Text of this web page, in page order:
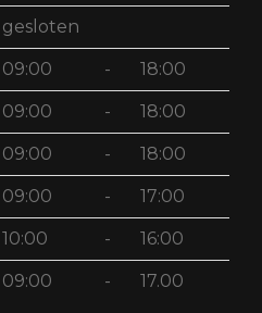
gesloten
09:00 - 18:00
09:00 - 18:00
09:00 - 18:00
09:00 - 17:00
10:00 - 16:00
09:00 - 17.00